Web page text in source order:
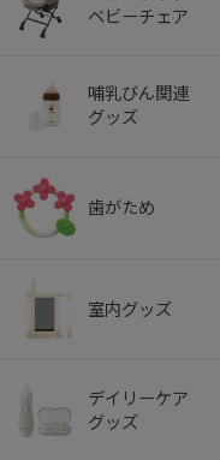
ベビーチェア
哺乳びん関連
グッズ
歯がため
室内グッズ
デイリーケア
グッズ